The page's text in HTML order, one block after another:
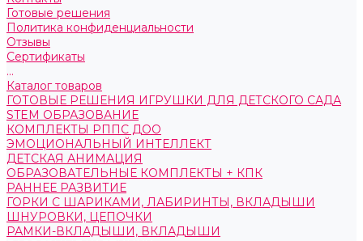
Готовые решения
Политика конфиденциальности
Отзывы
Сертификаты
...
Каталог товаров
ГОТОВЫЕ РЕШЕНИЯ ИГРУШКИ ДЛЯ ДЕТСКОГО САДА
STEM ОБРАЗОВАНИЕ
КОМПЛЕКТЫ РППС ДОО
ЭМОЦИОНАЛЬНЫЙ ИНТЕЛЛЕКТ
ДЕТСКАЯ АНИМАЦИЯ
ОБРАЗОВАТЕЛЬНЫЕ КОМПЛЕКТЫ + КПК
РАННЕЕ РАЗВИТИЕ
ГОРКИ С ШАРИКАМИ, ЛАБИРИНТЫ, ВКЛАДЫШИ
ШНУРОВКИ, ЦЕПОЧКИ
РАМКИ-ВКЛАДЫШИ, ВКЛАДЫШИ